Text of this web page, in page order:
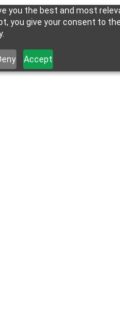
you the best and most
you give your consent to
Accept